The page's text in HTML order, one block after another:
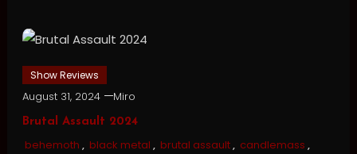
Show Reviews
August 31, 2024 Miro
Brutal Assault 2024
behemoth , black metal , brutal assault, candlemass ,